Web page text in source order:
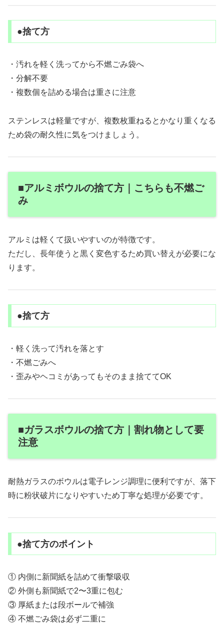
●捨て方
・汚れを軽く洗ってから不燃ごみ袋へ
・分解不要
・複数個を詰める場合は重さに注意
ステンレスは軽量ですが、複数枚重ねるとかなり重くなる
ため袋の耐久性に気をつけましょう。
■アルミボウルの捨て方｜こちらも不燃ご
み
アルミは軽くて扱いやすいのが特徴です。
ただし、長年使うと黒く変色するため買い替えが必要にな
ります。
●捨て方
・軽く洗って汚れを落とす
・不燃ごみへ
・歪みやヘコミがあってもそのまま捨ててOK
■ガラスボウルの捨て方｜割れ物として要
注意
耐熱ガラスのボウルは電子レンジ調理に便利ですが、落下
時に粉状破片になりやすいため丁寧な処理が必要です。
●捨て方のポイント
① 内側に新聞紙を詰めて衝撃吸収
② 外側も新聞紙で2〜3重に包む
③ 厚紙または段ボールで補強
④ 不燃ごみ袋は必ず二重に